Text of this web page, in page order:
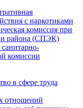
с наркотиками
комиссия при
и района (СПЭК)
комиссии
в сфере труда
отношений